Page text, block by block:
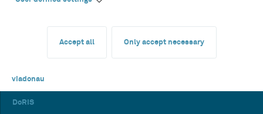
Accept all Only accept necessary
viadonau
DoRIS